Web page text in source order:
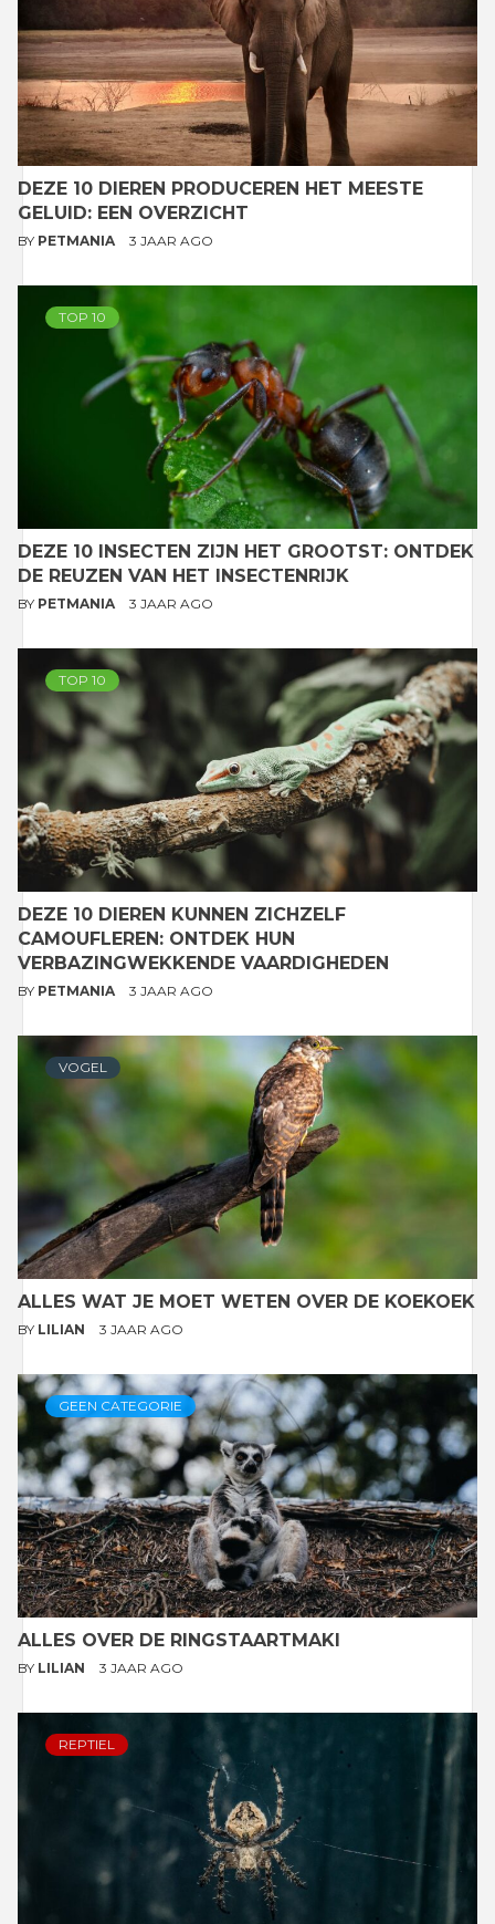
DEZE 10 DIEREN PRODUCEREN HET MEESTE
GELUID: EEN OVERZICHT
BY PETMANIA 3 JAAR AGO
TOP 10
DEZE 10 INSECTEN ZIJN HET GROOTST: ONTDEK
DE REUZEN VAN HET INSECTENRIJK
BY PETMANIA 3 JAAR AGO
TOP 10
DEZE 10 DIEREN KUNNEN ZICHZELF
CAMOUFLEREN: ONTDEK HUN
VERBAZINGWEKKENDE VAARDIGHEDEN
BY PETMANIA 3 JAAR AGO
VOGEL
ALLES WAT JE MOET WETEN OVER DE KOEKOEK
BY LILIAN 3 JAAR AGO
GEEN CATEGORIE
ALLES OVER DE RINGSTAARTMAKI
BY LILIAN 3 JAAR AGO
REPTIEL